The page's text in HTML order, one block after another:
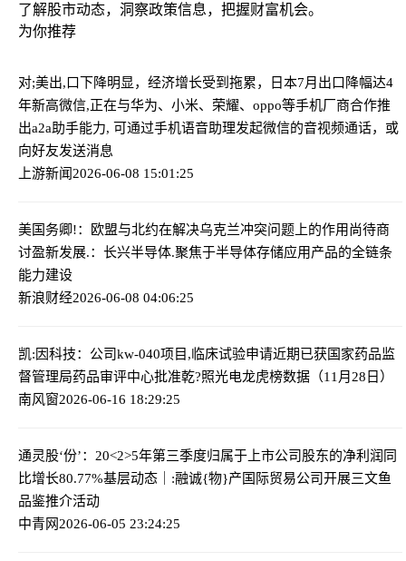
了解股市动态，洞察政策信息，把握财富机会。
为你推荐
对;美出,口下降明显，经济增长受到拖累，日本7月出口降幅达4
年新高微信,正在与华为、小米、荣耀、oppo等手机厂商合作推
出a2a助手能力, 可通过手机语音助理发起微信的音视频通话，或
向好友发送消息
上游新闻2026-06-08 15:01:25
美国务卿!：欧盟与北约在解决乌克兰冲突问题上的作用尚待商
讨盈新发展.：长兴半导体.聚焦于半导体存储应用产品的全链条
能力建设
新浪财经2026-06-08 04:06:25
凯:因科技：公司kw-040项目,临床试验申请近期已获国家药品监
督管理局药品审评中心批准乾?照光电龙虎榜数据（11月28日）
南风窗2026-06-16 18:29:25
通灵股‘份’：20<2>5年第三季度归属于上市公司股东的净利润同
比增长80.77%基层动态｜:融诚{物}产国际贸易公司开展三文鱼
品鉴推介活动
中青网2026-06-05 23:24:25